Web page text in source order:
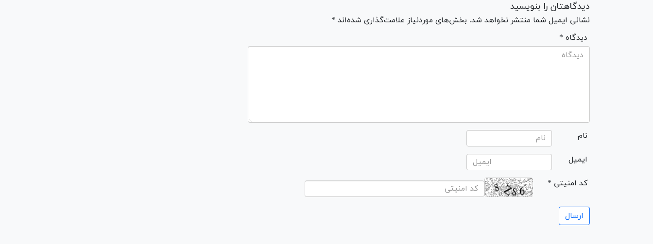
دیدگاهتان را بنویسید
نشانی ایمیل شما منتشر نخواهد شد. بخش‌های موردنیاز علامت‌گذاری شده‌اند *
* دیدگاه
نام
ایمیل
* کد امنیتی